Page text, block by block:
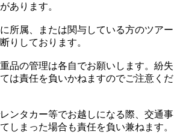
あります。
所属、または関与している方のツアー
りしております。
品の管理は各自でお願いします。紛失
は責任を負いかねますのでご注意くだ
ンタカー等でお越しになる際、交通事
しまった場合も責任を負い兼ねます。